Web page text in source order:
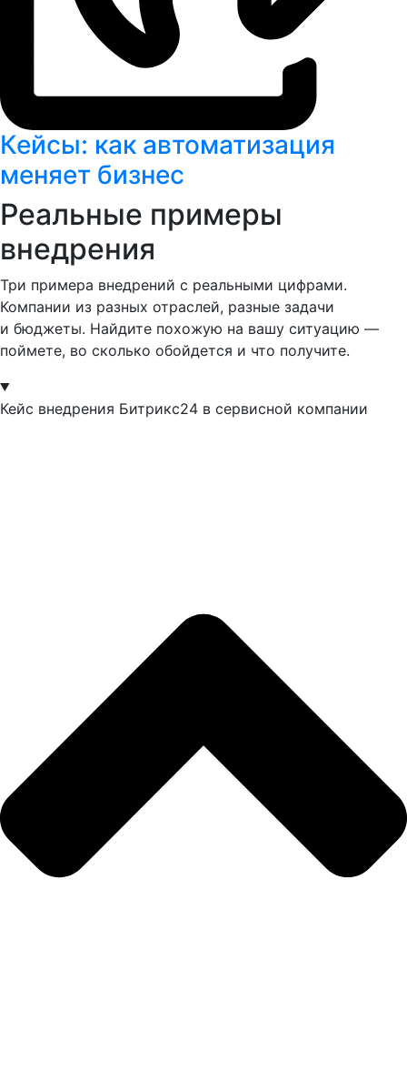
Кейсы: как автоматизация
меняет бизнес
Реальные примеры
внедрения
Три примера внедрений с реальными цифрами.
Компании из разных отраслей, разные задачи
и бюджеты. Найдите похожую на вашу ситуацию —
поймете, во сколько обойдется и что получите.
Кейс внедрения Битрикс24 в сервисной компании